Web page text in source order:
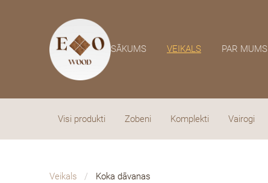
SĀKUMS VEIKALS PAR MUMS
Visi produkti Zobeni Komplekti Vairogi
Veikals Koka dāvanas